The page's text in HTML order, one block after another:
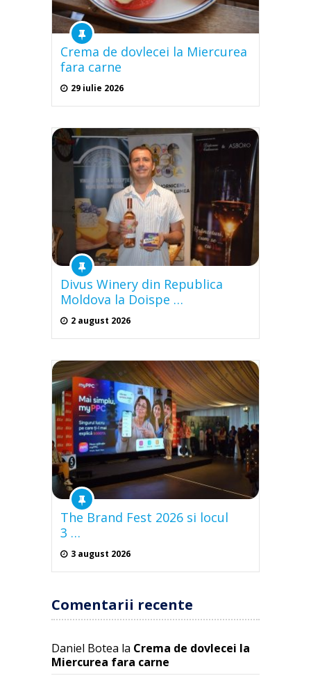
Crema de dovlecei la Miercurea
fara carne
29 iulie 2026
Divus Winery din Republica
Moldova la Doispe …
2 august 2026
The Brand Fest 2026 si locul
3 …
3 august 2026
Comentarii recente
Daniel Botea la Crema de dovlecei la
Miercurea fara carne